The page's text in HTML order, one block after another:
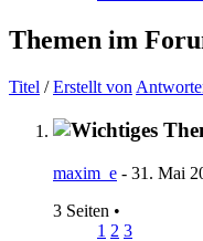
Themen im
Titel /Erstellt von
maxim_e - 31. Mai
3 Seiten •
1 2 3